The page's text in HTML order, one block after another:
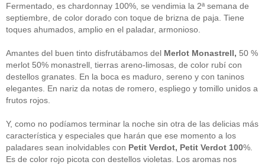
" ALT="RSS" /> SUSCRÍBETE
RSS - Entradas
ADMINISTRAR
Acceder
Fermentado, es chardonnay 100%, se vendimia la 2ª semana de
septiembre, de color dorado con toque de brizna de paja. Tiene
toques ahumados, amplio en el paladar, armonioso.
Amantes del buen tinto disfrutábamos del Merlot Monastrell, 50 %
merlot 50% monastrell, tierras areno-limosas, de color rubí con
destellos granates. En la boca es maduro, sereno y con taninos
elegantes. En nariz da notas de romero, espliego y tomillo unidos a
frutos rojos.
Y, como no podíamos terminar la noche sin otra de las delicias más
característica y especiales que harán que ese momento a los
paladares sean inolvidables con Petit Verdot, Petit Verdot 100%.
Es de color rojo picota con destellos violetas. Los aromas nos